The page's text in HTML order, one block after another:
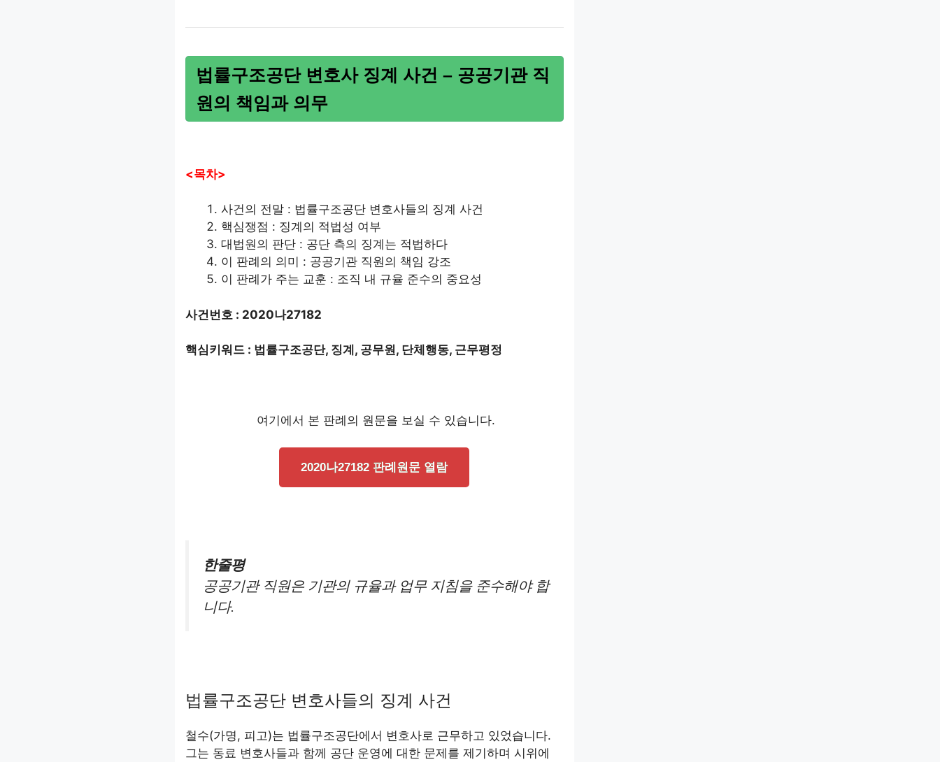
법률구조공단 변호사 징계 사건 – 공공기관 직
원의 책임과 의무
<목차>
사건의 전말 : 법률구조공단 변호사들의 징계 사건
핵심쟁점 : 징계의 적법성 여부
대법원의 판단 : 공단 측의 징계는 적법하다
이 판례의 의미 : 공공기관 직원의 책임 강조
이 판례가 주는 교훈 : 조직 내 규율 준수의 중요성
사건번호 : 2020나27182
핵심키워드 : 법률구조공단, 징계, 공무원, 단체행동, 근무평정
여기에서 본 판례의 원문을 보실 수 있습니다.
2020나27182 판례원문 열람
한줄평
공공기관 직원은 기관의 규율과 업무 지침을 준수해야 합
니다.
법률구조공단 변호사들의 징계 사건
철수(가명, 피고)는 법률구조공단에서 변호사로 근무하고 있었습니다.
그는 동료 변호사들과 함께 공단 운영에 대한 문제를 제기하며 시위에